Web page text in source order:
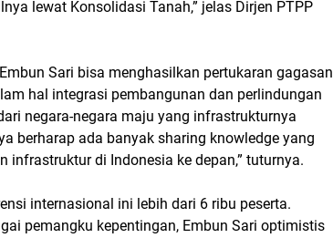
lewat Konsolidasi Tanah,” jelas Dirjen PTPP
Sari bisa menghasilkan pertukaran gagasan
hal integrasi pembangunan dan perlindungan
negara-negara maju yang infrastrukturnya
berharap ada banyak sharing knowledge yang
di Indonesia ke depan,” tuturnya.
internasional ini lebih dari 6 ribu peserta.
pemangku kepentingan, Embun Sari optimistis